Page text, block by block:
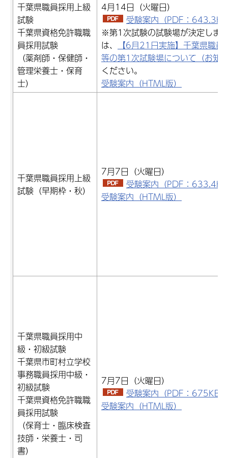
千葉県職員採用上級
試験
千葉県資格免許職職
員採用試験
（薬剤師・保健師・
管理栄養士・保育
士）
4月14日（火曜日）
受験案内（PDF：
※第1次試験の試験場が決定しま
は、
【6月21日実施】千葉県職員
等の第1次試験場について（お知
ください。
受験案内（HTML版）
千葉県職員採用上級
試験（早期枠・秋）
7月7日（火曜日）
受験案内（PDF：
受験案内（HTML版）
千葉県職員採用中
級・初級試験
千葉県市町村立学校
事務職員採用中級・
初級試験
千葉県資格免許職職
員採用試験
（保育士・臨床検査
技師・栄養士・司
書）
7月7日（火曜日）
受験案内（PDF：675KB）
受験案内（HTML版）